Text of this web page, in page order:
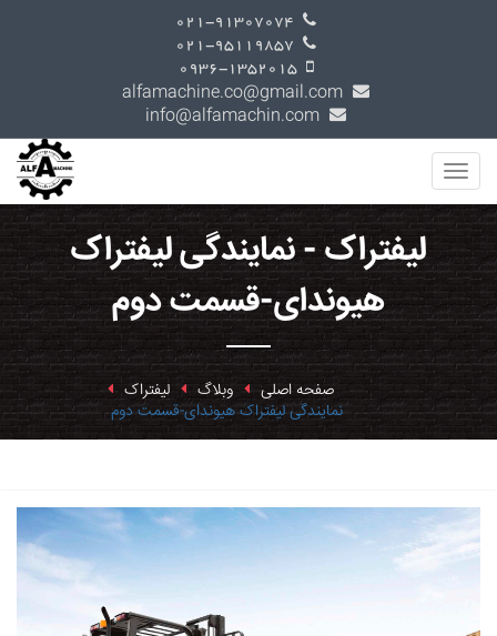
لیفتراک - نمایندگی لیفتراک
هیوندای-قسمت دوم
صفحه اصلی وبلاگ لیفتراک
نمایندگی لیفتراک هیوندای-قسمت دوم